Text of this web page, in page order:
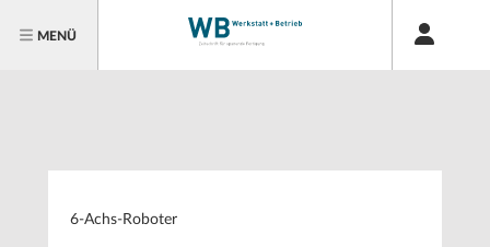
MENÜ
6-Achs-Roboter